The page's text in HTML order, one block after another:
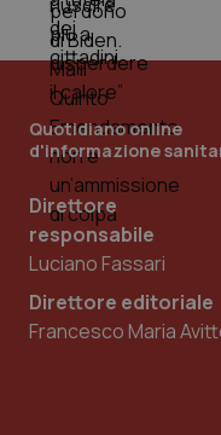
Quotidiano online
d'informazione
Direttore
responsabile
Luciano Fassari
Direttore editoriale
Francesco Maria